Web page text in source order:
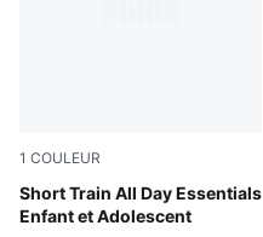
1 COULEUR
Short Train All Day Essentials
Enfant et Adolescent
Puma Black